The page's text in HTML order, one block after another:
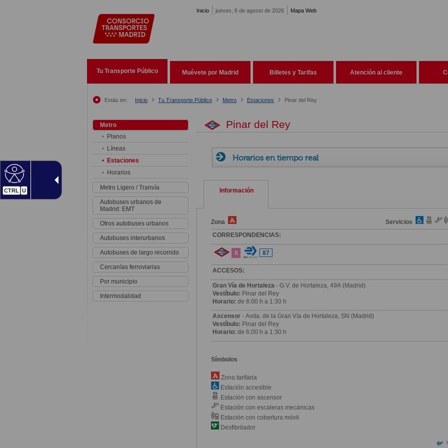
CTRL U
Inicio jueves, 6 de agosto de 2026 Mapa Web
Tu Transporte Público Muévete por Madrid Billetes y Tarifas Atención al cliente
Estás en: Inicio Tu Transporte Público Metro Estaciones Pinar del Rey
Metro
Planos
Líneas
Estaciones
Horarios
Metro Ligero / Tranvía
Autobuses urbanos de
Madrid: EMT
Otros autobuses urbanos
Autobuses interurbanos
Autobuses de largo recorrido
Cercanías ferroviarias
Por municipio
Intermodalidad
Pinar del Rey
Horarios en tiempo real
Información
Zona
Servicios
CORRESPONDENCIAS:
8 87
ACCESOS:
Gran Vía de Hortaleza - G.V. de Hortaleza, 49A (Madrid)
Vestíbulo: Pinar del Rey
Horario: de 6:00 h a 1:30 h
Ascensor - Avda. de la Gran Vía de Hortaleza, SN (Madrid)
Vestíbulo: Pinar del Rey
Horario: de 6:00 h a 1:30 h
Símbolos
Zona tarifaria
Estación accesible
Estación con ascensor
Estación con escaleras mecánicas
Estación con cobertura móvil
Desfibrilador